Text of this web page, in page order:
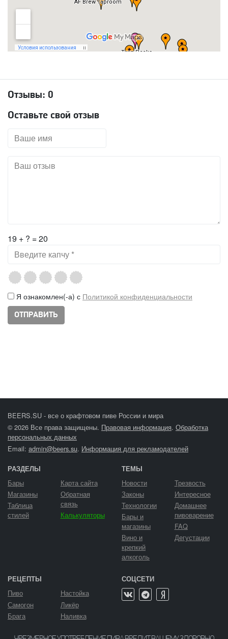
Отзывы: 0
Оставьте свой отзыв
19 + ? = 20
Я ознакомлен(-а) с Политикой конфиденциальности
BEERS.SU - все о крафтовом пиве России и мира
© 2026 Все права защищены. Правовая информация. Обработка
персональных данных
Email: admin@beers.su. Информация для рекламодателей
РАЗДЕЛЫ
Бары
Магазины
Таблица
стилей
Карта сайта
Обратная
связь
Калькуляторы
ТЕМЫ
Новости
Законы
Технологии
Бары и
магазины
Вино и
крепкий
алкоголь
Трезвость
Интересное
Домашнее
пивоварение
FAQ
Дегустации
РЕЦЕПТЫ
Пиво
Самогон
Брага
Настойка
Ликёр
Наливка
СОЦСЕТИ